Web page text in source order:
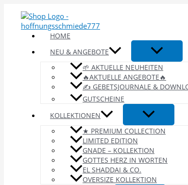
Inhalt
springen
HOME
NEU & ANGEBOTE
🌱 AKTUELLE NEUHEITEN
🔥AKTUELLE ANGEBOTE🔥
✍️ GEBETSJOURNALE &
GUTSCHEINE
KOLLEKTIONEN
★ PREMIUM COLLECTION
LIMITED EDITION
GNADE – KOLLEKTION
GOTTES HERZ IN WORTEN
EL SHADDAI & CO.
OVERSIZE KOLLEKTION